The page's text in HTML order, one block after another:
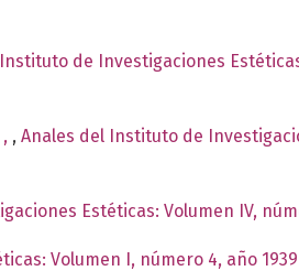
de Investigaciones
, Anales del Instituto de
Estéticas: Volumen IV,
Volumen I, número 4, año 1939